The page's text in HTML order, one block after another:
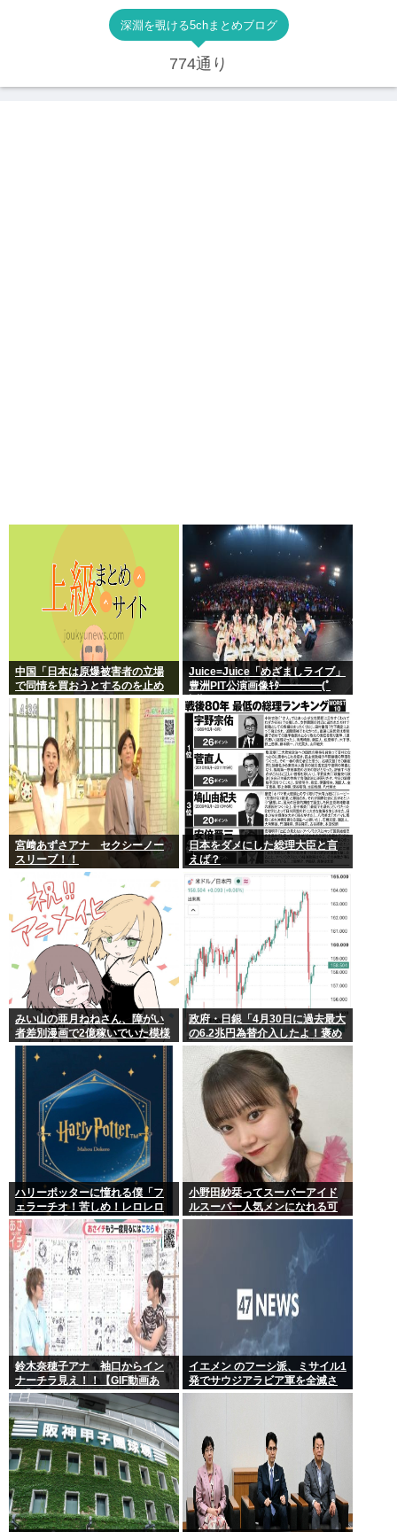
深淵を覗ける5chまとめブログ
774通り
中国「日本は原爆被害者の立場
で同情を買おうとするのを止め
ろ」
Juice=Juice「めざましライブ」
豊洲PIT公演画像ｷﾀ━━━━(ﾟ
∀ﾟ)━━━━!!
宮﨑あずさアナ セクシーノー
スリーブ！！
日本をダメにした総理大臣と言
えば？
みい山の亜月ねねさん、障がい
者差別漫画で2億稼いでいた模様
www
政府・日銀「4月30日に過去最大
の6.2兆円為替介入したよ！褒め
てよ！」
ハリーポッターに憧れる僕「フ
ェラーチオ！苦しめ！レロレロ
レロ」敵「うっ 」
小野田紗栞ってスーパーアイド
ルスーパー人気メンになれる可
能性あったよな？
鈴木奈穂子アナ 袖口からイン
ナーチラ見え！！【GIF動画あ
り】
イエメン のフーシ派、ミサイル1
発でサウジアラビア軍を全滅さ
せてしまうww